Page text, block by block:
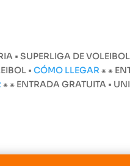
• SUPERLIGA DE
•CÓMO LLEGAR⁕⁕
⁕⁕ ENTRADA GRATUITA •